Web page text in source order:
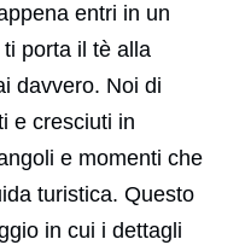
entri in un
porta il tè alla
davvero. Noi di
e cresciuti in
e momenti che
turistica. Questo
in cui i dettagli